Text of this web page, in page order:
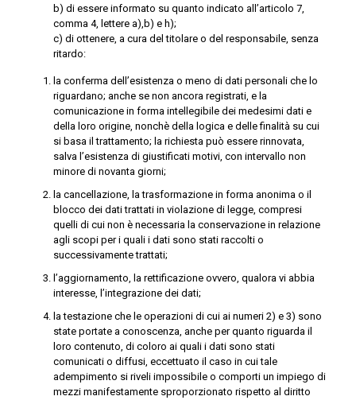
b) di essere informato su quanto indicato all’articolo 7,
comma 4, lettere a),b) e h);
c) di ottenere, a cura del titolare o del responsabile, senza
ritardo:
la conferma dell’esistenza o meno di dati personali che lo
riguardano; anche se non ancora registrati, e la
comunicazione in forma intellegibile dei medesimi dati e
della loro origine, nonchè della logica e delle finalità su cui
si basa il trattamento; la richiesta può essere rinnovata,
salva l’esistenza di giustificati motivi, con intervallo non
minore di novanta giorni;
la cancellazione, la trasformazione in forma anonima o il
blocco dei dati trattati in violazione di legge, compresi
quelli di cui non è necessaria la conservazione in relazione
agli scopi per i quali i dati sono stati raccolti o
successivamente trattati;
l’aggiornamento, la rettificazione ovvero, qualora vi abbia
interesse, l’integrazione dei dati;
la testazione che le operazioni di cui ai numeri 2) e 3) sono
state portate a conoscenza, anche per quanto riguarda il
loro contenuto, di coloro ai quali i dati sono stati
comunicati o diffusi, eccettuato il caso in cui tale
adempimento si riveli impossibile o comporti un impiego di
mezzi manifestamente sproporzionato rispetto al diritto